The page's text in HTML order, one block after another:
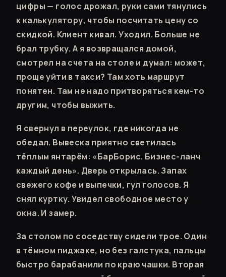
цифры — голос дрожал, руки сами тянулись
к калькулятору, чтобы посчитать цену со
скидкой. Клиент кивал. Уходил. Больше не
брал трубку. А я возвращался домой,
смотрел на счета на столе и думал: может,
проще уйти в такси? Там хоть маршрут
понятен. Там не надо притворяться кем-то
другим, чтобы выжить.
Я свернул в переулок, где никогда не
обедал. Вывеска приятно светилась
тёплым янтарём: «БарБорис. Бизнес-ланч
каждый день». Дверь открылась. Запах
свежего кофе и выпечки, гул голосов. Я
снял куртку. Увидел свободное место у
окна. И замер.
За столом по соседству сидели трое. Один
в тёмном пиджаке, но без галстука, пальцы
быстро барабанили по краю чашки. Вторая